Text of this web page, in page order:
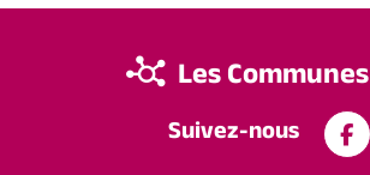
Suivez-nous
Les Communes